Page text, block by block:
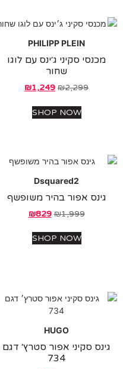
PHILIPP PLEIN
סקיני ג׳ינס עם לוגו
₪2,299
₪1,249
SHOP NOW
Dsquared2
אפור בהיר משופשף
₪1,999
₪829
SHOP NOW
HUGO
סקיני אפור סטרץ׳ דגם